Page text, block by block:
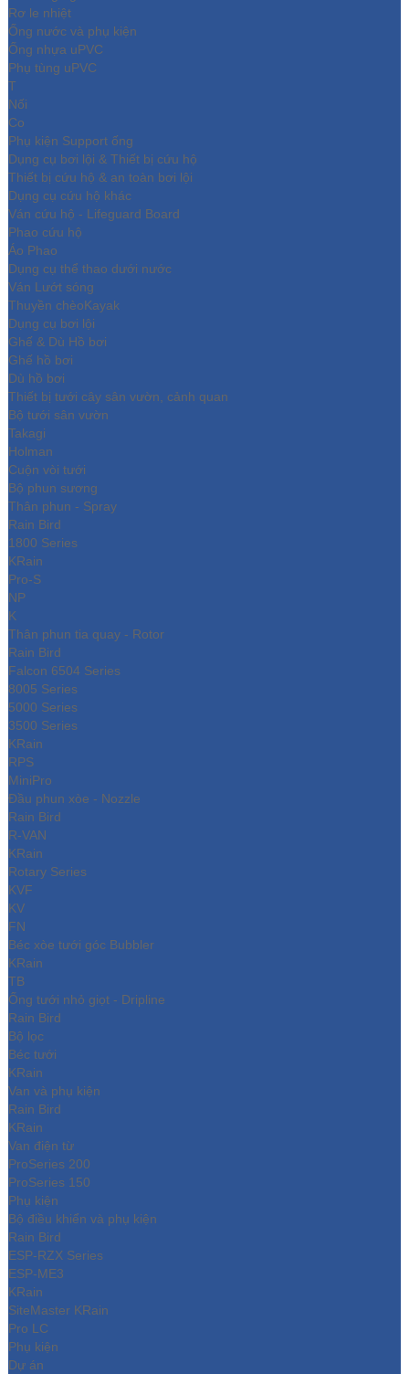
Rơ le nhiệt
Ống nước và phụ kiện
Ống nhựa uPVC
Phụ tùng uPVC
T
Nối
Co
Phụ kiện Support ống
Dụng cụ bơi lội & Thiết bị cứu hộ
Thiết bị cứu hộ & an toàn bơi lội
Dụng cụ cứu hộ khác
Ván cứu hộ - Lifeguard Board
Phao cứu hộ
Áo Phao
Dụng cụ thể thao dưới nước
Ván Lướt sóng
Thuyền chèoKayak
Dụng cụ bơi lội
Ghế & Dù Hồ bơi
Ghế hồ bơi
Dù hồ bơi
Thiết bị tưới cây sân vườn, cảnh quan
Bộ tưới sân vườn
Takagi
Holman
Cuộn vòi tưới
Bộ phun sương
Thân phun - Spray
Rain Bird
1800 Series
KRain
Pro-S
NP
K
Thân phun tia quay - Rotor
Rain Bird
Falcon 6504 Series
8005 Series
5000 Series
3500 Series
KRain
RPS
MiniPro
Đầu phun xòe - Nozzle
Rain Bird
R-VAN
KRain
Rotary Series
KVF
KV
FN
Béc xòe tưới góc Bubbler
KRain
TB
Ống tưới nhỏ giọt - Dripline
Rain Bird
Bộ lọc
Béc tưới
KRain
Van và phụ kiện
Rain Bird
KRain
Van điện từ
ProSeries 200
ProSeries 150
Phụ kiện
Bộ điều khiển và phụ kiện
Rain Bird
ESP-RZX Series
ESP-ME3
KRain
SiteMaster KRain
Pro LC
Phụ kiện
Dự án